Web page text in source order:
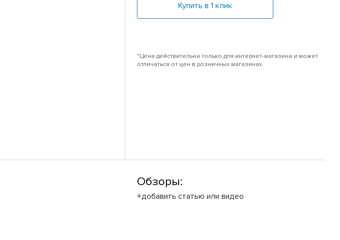
Купить в 1 клик
*Цена действительна только для интернет-магазина и может
отличаться от цен в розничных магазинах
Обзоры:
+добавить статью или видео